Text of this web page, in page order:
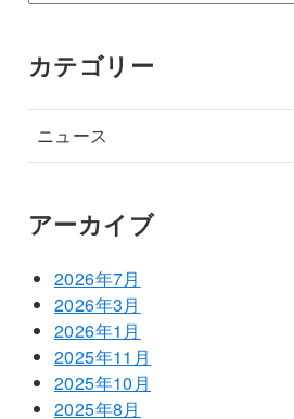
カテゴリー
ニュース
アーカイブ
2026年7月
2026年3月
2026年1月
2025年11月
2025年10月
2025年8月